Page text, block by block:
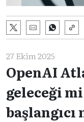
27 Ekim 2025
OpenAI
geleceği
başlangıcı